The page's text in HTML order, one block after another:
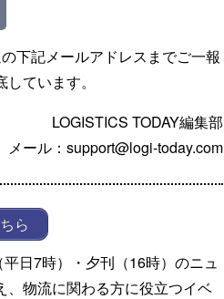
下記メールアドレスまでご一報
ています。
LOGISTICS TODAY編集部
メール：support@logi-today.com
ら
日7時）・夕刊（16時）のニュ
、物流に関わる方に役立つイベ